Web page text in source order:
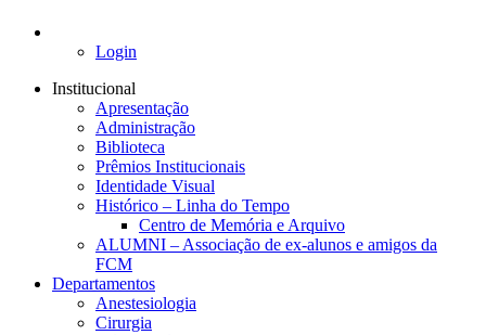
Login
Institucional
Apresentação
Administração
Biblioteca
Prêmios Institucionais
Identidade Visual
Histórico – Linha do Tempo
Centro de Memória e Arquivo
ALUMNI – Associação de ex-alunos e amigos da
FCM
Departamentos
Anestesiologia
Cirurgia